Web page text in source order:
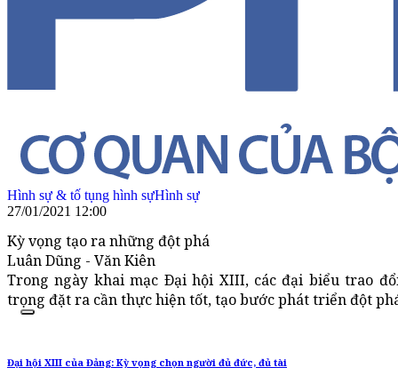
Hình sự & tố tụng hình sựHình sự
27/01/2021 12:00
Kỳ vọng tạo ra những đột phá
Luân Dũng - Văn Kiên
Trong ngày khai mạc Ðại hội XIII, các đại biểu trao
trọng đặt ra cần thực hiện tốt, tạo bước phát triển đột
Đại hội XIII của Đảng: Kỳ vọng chọn người đủ đức, đủ tài